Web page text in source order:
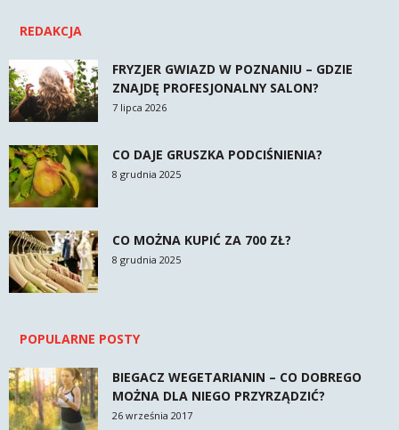
REDAKCJA
FRYZJER GWIAZD W POZNANIU – GDZIE
ZNAJDĘ PROFESJONALNY SALON?
7 lipca 2026
CO DAJE GRUSZKA PODCIŚNIENIA?
8 grudnia 2025
CO MOŻNA KUPIĆ ZA 700 ZŁ?
8 grudnia 2025
POPULARNE POSTY
BIEGACZ WEGETARIANIN – CO DOBREGO
MOŻNA DLA NIEGO PRZYRZĄDZIĆ?
26 września 2017